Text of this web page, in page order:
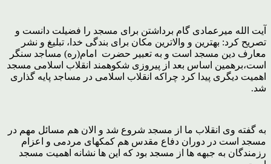
آیت الله میرعمادی گام برداشتن برای مسجد را فضیلت دانست و
تصریح کرد: بهترین و والاترین مکان برای بندگی خدا، تبلیغ و نشر
معارف دین مسجد است و به تعبیر حضرت امام(ره) مساجد سنگر
است،برهمین اساس بعد از پیروزی شکوهمند انقلاب اسلامی مسجد
اهمیت دیگری پیدا کرد چراکه انقلاب اسلامی در مساجد پایه گذاری
شد.
به گفته وی انقلاب ما از مسجد شروع شد و الان هم مسائل مهم در
مسجد است در دوران دفاع مقدس هم کمکهای مردمی و اعزام
رزمندگان به جبهه ها از مسجد بود که این ها نشانه اهمیت مسجد